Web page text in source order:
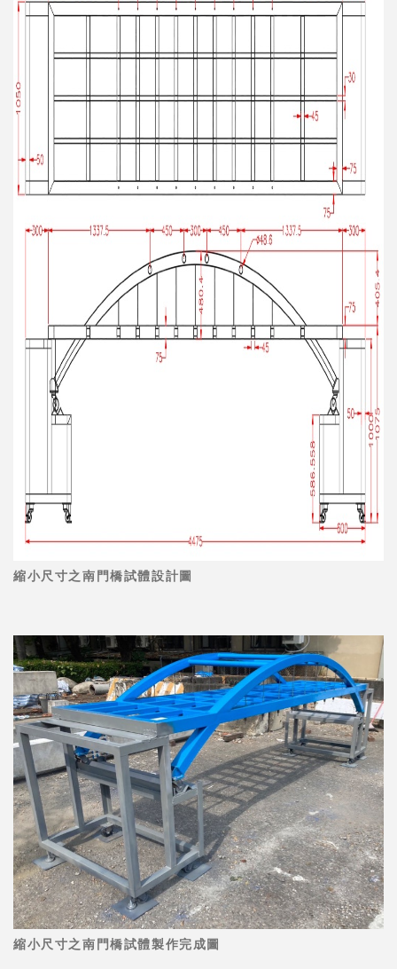
縮小尺寸之南門橋試體設計圖
縮小尺寸之南門橋試體製作完成圖